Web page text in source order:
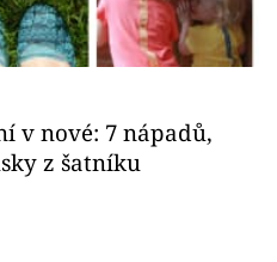
v nové: 7 nápadů,
z šatníku